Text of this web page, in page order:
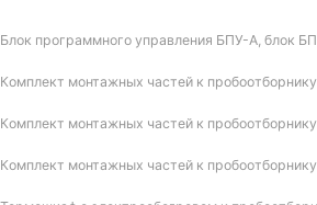
Блок программного управления БПУ-А, блок
Комплект монтажных частей к
Комплект монтажных частей к
Комплект монтажных частей к